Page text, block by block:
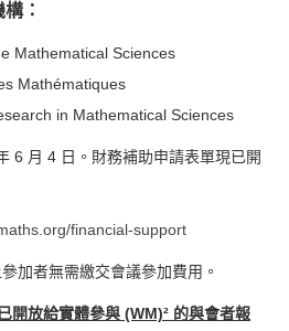
：
Mathematical Sciences
Mathématiques
in Mathematical Sciences
6 月 4 日。財務補助申請表單現已開
financial-support
加者無需繳交會議參加費用。
開放給實體參與 (WM)² 的與會者報